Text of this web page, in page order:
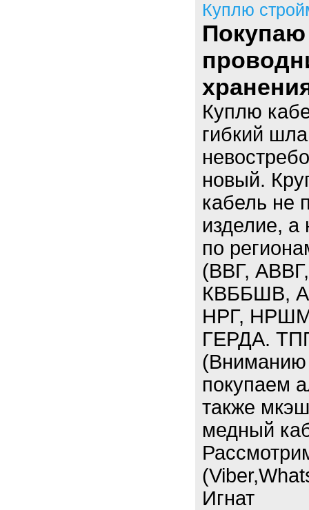
Куплю
Куплю
гибкий
новый.
кабель не
изделие,
по
(ВВГ,
КВББШВ,
НРГ,
ГЕРДА.
(Вниманию
покупаем
также
медный
Игнат